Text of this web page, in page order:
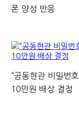
폰 양성 반응
“공동현관 비밀번
10만원 배상 결정